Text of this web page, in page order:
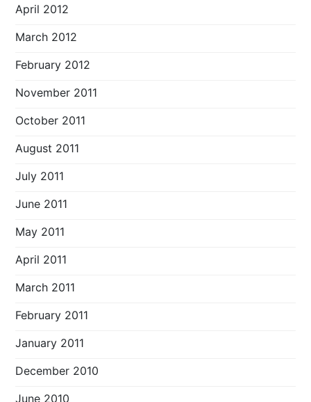
April 2012
March 2012
February 2012
November 2011
October 2011
August 2011
July 2011
June 2011
May 2011
April 2011
March 2011
February 2011
January 2011
December 2010
June 2010